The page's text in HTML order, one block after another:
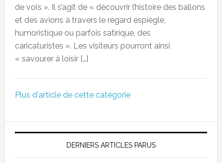
de vols ». Il s’agit de « découvrir l’histoire des ballons
et des avions à travers le regard espiègle,
humoristique ou parfois satirique, des
caricaturistes ». Les visiteurs pourront ainsi
« savourer à loisir […]
Plus d'article de cette catégorie
DERNIERS ARTICLES PARUS